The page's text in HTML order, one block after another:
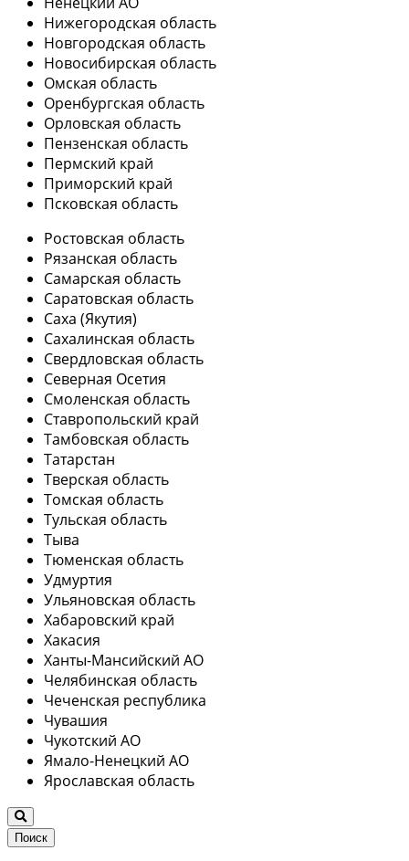
Нижегородская область
Новгородская область
Новосибирская область
Омская область
Оренбургская область
Орловская область
Пензенская область
Пермский край
Приморский край
Псковская область
Ростовская область
Рязанская область
Самарская область
Саратовская область
Саха (Якутия)
Сахалинская область
Свердловская область
Северная Осетия
Смоленская область
Ставропольский край
Тамбовская область
Татарстан
Тверская область
Томская область
Тульская область
Тыва
Тюменская область
Удмуртия
Ульяновская область
Хабаровский край
Хакасия
Ханты-Мансийский АО
Челябинская область
Чеченская республика
Чувашия
Чукотский АО
Ямало-Ненецкий АО
Ярославская область
Поиск